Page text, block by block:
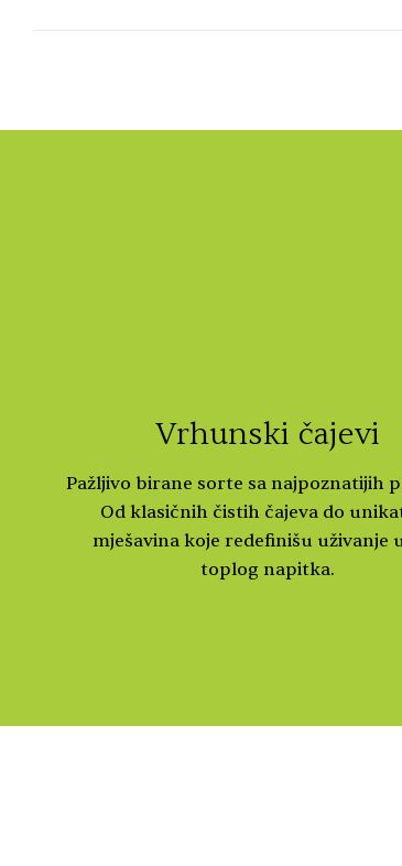
Vrhunski čajevi
Pažljivo birane sorte sa najpoznatijih
Od klasičnih čistih čajeva do
mješavina koje redefinišu uživanje
toplog napitka.